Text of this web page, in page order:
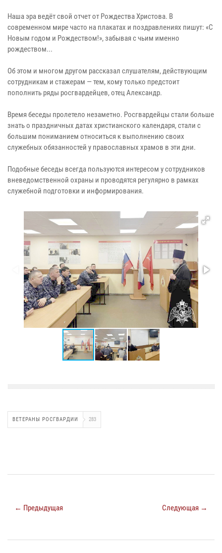
Наша эра ведёт свой отчет от Рождества Христова. В
современном мире часто на плакатах и поздравлениях пишут: «С
Новым годом и Рождеством!», забывая с чьим именно
рождеством...
Об этом и многом другом рассказал слушателям, действующим
сотрудникам и стажерам — тем, кому только предстоит
пополнить ряды росгвардейцев, отец Александр.
Время беседы пролетело незаметно. Росгвардейцы стали больше
знать о праздничных датах христианского календаря, стали с
большим пониманием относиться к выполнению своих
служебных обязанностей у православных храмов в эти дни.
Подобные беседы всегда пользуются интересом у сотрудников
вневедомственной охраны и проводятся регулярно в рамках
служебной подготовки и информирования.
ВЕТЕРАНЫ РОСГВАРДИИ 283
← Предыдущая Следующая →